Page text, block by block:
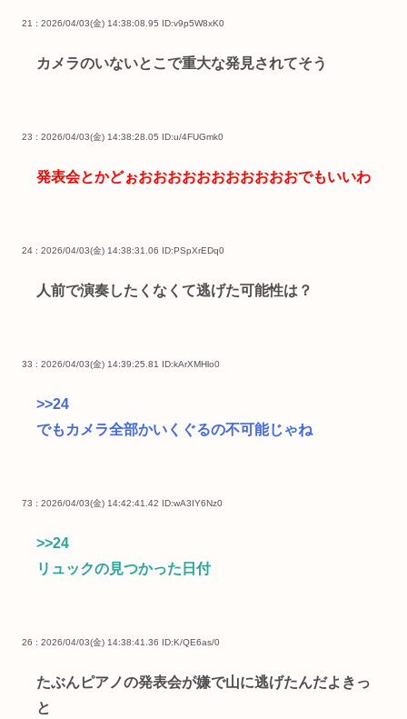
21 : 2026/04/03(金) 14:38:08.95 ID:v9p5W8xK0
カメラのいないとこで重大な発見されてそう
23 : 2026/04/03(金) 14:38:28.05 ID:u/4FUGmk0
発表会とかどぉおおおおおおおおおおおでもいいわ
24 : 2026/04/03(金) 14:38:31.06 ID:PSpXrEDq0
人前で演奏したくなくて逃げた可能性は？
33 : 2026/04/03(金) 14:39:25.81 ID:kArXMHlo0
>>24
でもカメラ全部かいくぐるの不可能じゃね
73 : 2026/04/03(金) 14:42:41.42 ID:wA3IY6Nz0
>>24
リュックの見つかった日付
26 : 2026/04/03(金) 14:38:41.36 ID:K/QE6as/0
たぶんピアノの発表会が嫌で山に逃げたんだよきっ
と